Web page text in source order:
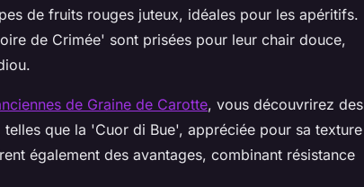
de fruits rouges juteux, idéales pour les apéritifs.
de Crimée' sont prisées pour leur chair douce,
de Graine de Carotte, vous découvrirez des
que la 'Cuor di Bue', appréciée pour sa texture
également des avantages, combinant résistance